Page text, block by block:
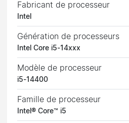
Fabricant de processeur
Intel
Génération de processeurs
Intel Core i5-14xxx
Modèle de processeur
i5-14400
Famille de processeur
Intel® Core™ i5